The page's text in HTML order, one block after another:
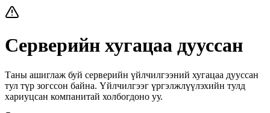
Серверийн хугацаа дууссан
Таны ашиглаж буй серверийн үйлчилгээний хугацаа дууссан
тул түр зогссон байна. Үйлчилгээг үргэлжлүүлэхийн тулд
хариуцсан компанитай холбогдоно уу.